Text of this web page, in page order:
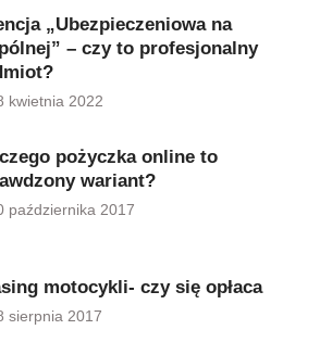
„Ubezpieczeniowa na
– czy to profesjonalny
kwietnia 2022
pożyczka online to
wariant?
października 2017
motocykli- czy się opłaca
sierpnia 2017